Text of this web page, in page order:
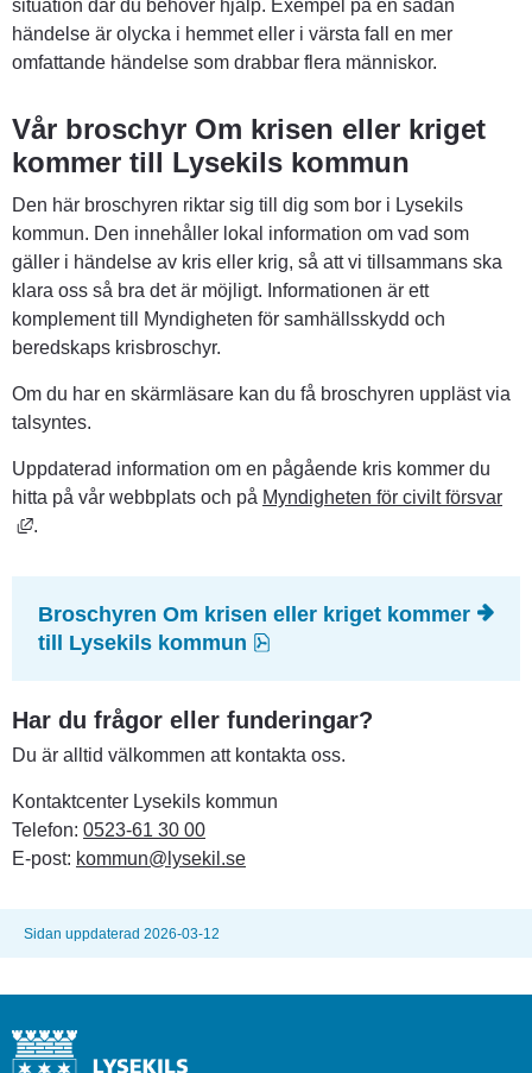
situation där du behöver hjälp. Exempel på en sådan
händelse är olycka i hemmet eller i värsta fall en mer
omfattande händelse som drabbar flera människor.
Vår broschyr Om krisen eller kriget
kommer till Lysekils kommun
Den här broschyren riktar sig till dig som bor i Lysekils
kommun. Den innehåller lokal information om vad som
gäller i händelse av kris eller krig, så att vi tillsammans ska
klara oss så bra det är möjligt. Informationen är ett
komplement till Myndigheten för samhällsskydd och
beredskaps krisbroschyr.
Om du har en skärmläsare kan du få broschyren uppläst via
talsyntes.
Uppdaterad information om en pågående kris kommer du
hitta på vår webbplats och på Myndigheten för civilt försvar
Länk till annan webbplats, öppnas i nytt fönster.
.
Broschyren Om krisen eller kriget kommer
till Lysekils kommun
Har du frågor eller funderingar?
Du är alltid välkommen att kontakta oss.
Kontaktcenter Lysekils kommun
Telefon: 0523-61 30 00
E-post: kommun@lysekil.se
Sidan uppdaterad 2026-03-12